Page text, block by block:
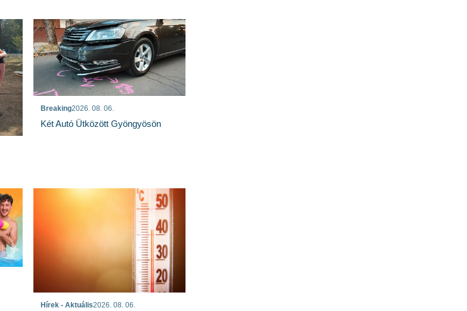
Breaking2026. 08. 06.
Két Autó Ütközött Gyöngyösön
Hírek - Aktuális2026. 08. 06.